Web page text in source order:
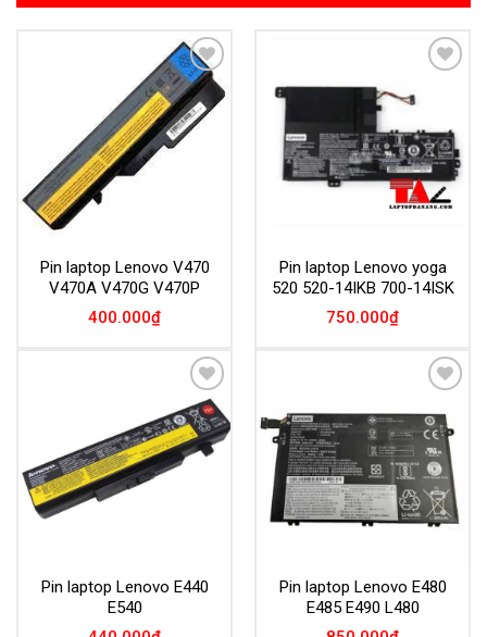
Add to
Wishlist
Pin laptop Lenovo V470
V470A V470G V470P
400.000₫
Wishlist
Pin laptop Lenovo yoga
520 520-14IKB 700-14ISK
750.000₫
Add to
Wishlist
Pin laptop Lenovo E440
E540
Wishlist
Pin laptop Lenovo E480
E485 E490 L480